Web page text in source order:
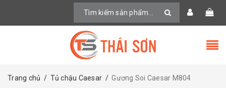
Trang chủ / Tủ chậu Caesar / Gương Soi Caesar M804